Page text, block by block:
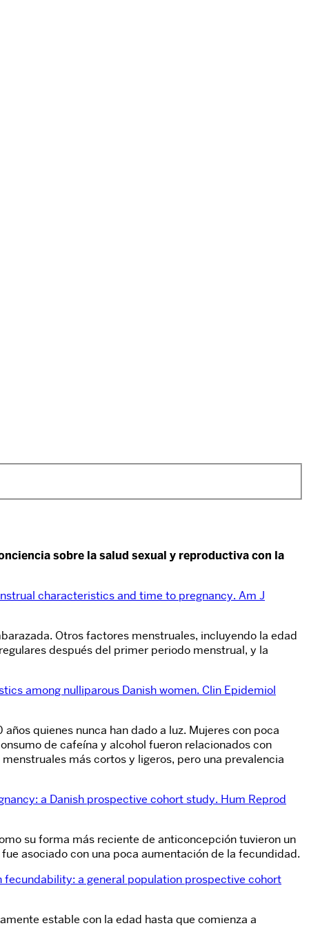
sobre la salud sexual y reproductiva con la
characteristics and time to pregnancy. Am J
Otros factores menstruales, incluyendo la edad
después del primer periodo menstrual, y la
among nulliparous Danish women. Clin Epidemiol
quienes nunca han dado a luz. Mujeres con poca
de cafeína y alcohol fueron relacionados con
más cortos y ligeros, pero una prevalencia
a Danish prospective cohort study. Hum Reprod
su forma más reciente de anticoncepción tuvieron un
asociado con una poca aumentación de la fecundidad.
fecundability: a general population prospective cohort
estable con la edad hasta que comienza a